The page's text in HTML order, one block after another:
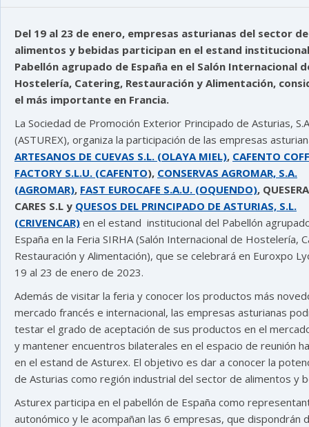
Del 19 al 23 de enero, empresas asturianas del sector de
alimentos y bebidas participan en el estand
Pabellón agrupado de España en el Salón Internacional
Hostelería, Catering, Restauración y Alimentación,
el más importante en Francia.
La Sociedad de Promoción Exterior Principado de Asturias,
(ASTUREX), organiza la participación de las empresas
ARTESANOS DE CUEVAS S.L. (OLAYA MIEL), CAFENTO
FACTORY S.L.U. (CAFENTO), CONSERVAS AGROMAR, S.A.
(AGROMAR), FAST EUROCAFE S.A.U. (OQUENDO),
CARES S.L y QUESOS DEL PRINCIPADO DE ASTURIAS, S.L.
(CRIVENCAR) en el estand institucional del Pabellón
España en la Feria SIRHA (Salón Internacional de Hostelería,
Restauración y Alimentación), que se celebrará en Euroxpo
19 al 23 de enero de 2023.
Además de visitar la feria y conocer los productos más
mercado francés e internacional, las empresas asturianas
testar el grado de aceptación de sus productos en el
y mantener encuentros bilaterales en el espacio de reunión
en el estand de Asturex. El objetivo es dar a conocer la
de Asturias como región industrial del sector de alimentos y
Asturex participa en el pabellón de España como
autonómico y le acompañan las 6 empresas, que dispondrán